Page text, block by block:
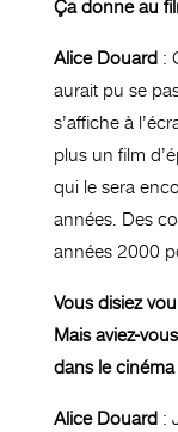
Ça donne au
Alice Douard :
aurait pu se
s’affiche à
plus un film
qui le sera
années. Des
années 2000
Vous disiez
Mais aviez-
dans le
Alice Douard :